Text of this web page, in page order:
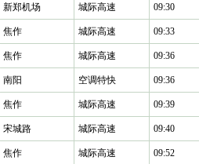
新郑机场 城际高速 09:30
焦作 城际高速 09:33
焦作 城际高速 09:36
南阳 空调特快 09:36
焦作 城际高速 09:39
宋城路 城际高速 09:40
焦作 城际高速 09:52